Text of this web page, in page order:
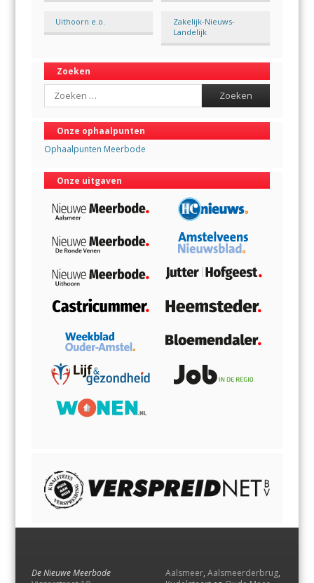
Uithoorn e.o.
Zakelijk-Nieuws-
Landelijk
Zoeken
Search
Onze ophaalpunten
Ophaalpunten Meerbode
Onze uitgaven
De Nieuwe Meerbode
Aalsmeer, Aalsmeerderbrug,